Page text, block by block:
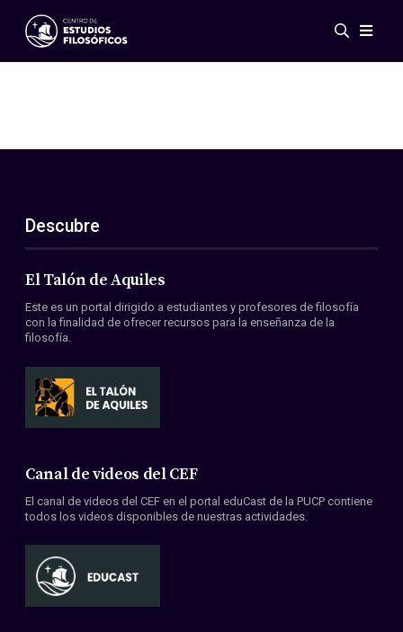
Eventos
ES
EN
Acerca de nosotros
Miembros
Convenios
Descubre
El Talón de Aquiles
Este es un portal dirigido a estudiantes y profesores de filosofía
con la finalidad de ofrecer recursos para la enseñanza de la
filosofía.
Canal de videos del CEF
El canal de videos del CEF en el portal eduCast de la PUCP contiene
todos los videos disponibles de nuestras actividades.